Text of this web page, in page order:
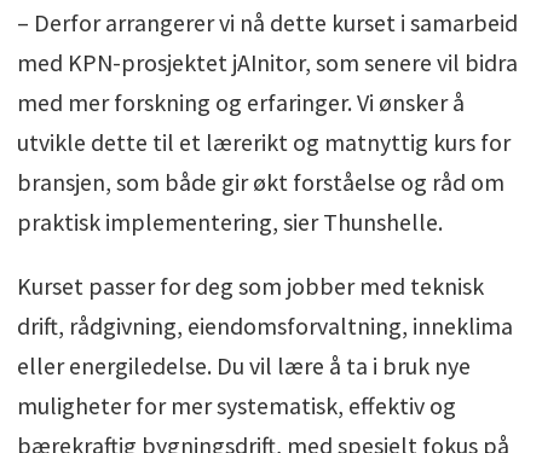
– Derfor arrangerer vi nå dette kurset i samarbeid
med KPN-prosjektet jAInitor, som senere vil bidra
med mer forskning og erfaringer. Vi ønsker å
utvikle dette til et lærerikt og matnyttig kurs for
bransjen, som både gir økt forståelse og råd om
praktisk implementering, sier Thunshelle.
Kurset passer for deg som jobber med teknisk
drift, rådgivning, eiendomsforvaltning, inneklima
eller energiledelse. Du vil lære å ta i bruk nye
muligheter for mer systematisk, effektiv og
bærekraftig bygningsdrift, med spesielt fokus på